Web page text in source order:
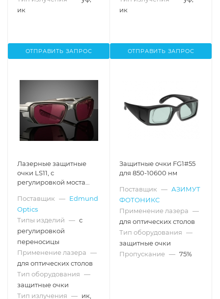
ик
ОТПРАВИТЬ ЗАПРОС
ик
ОТПРАВИТЬ ЗАПРОС
Лазерные защитные
очки LS11, с
регулировкой моста
Поставщик — Edmund
Optics
Типы изделий — с
регулировкой
переносицы
Применение лазера —
для оптических столов
Тип оборудования —
защитные очки
Тип излучения — ик,
Защитные очки FG1#55
для 850-10600 нм
Поставщик — АЗИМУТ
ФОТОНИКС
Применение лазера —
для оптических столов
Тип оборудования —
защитные очки
Пропускание — 75%